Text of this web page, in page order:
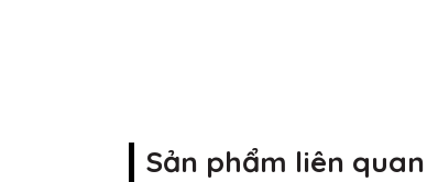
Sản phẩm liên quan